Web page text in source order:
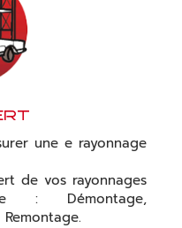
une e rayonnage
de vos rayonnages
: Démontage,